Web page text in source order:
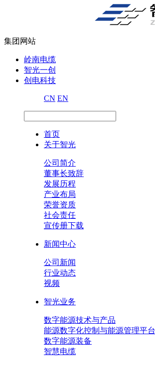
集团网站
岭南电缆
智光一创
创电科技
CN EN
首页
关于智光
公司简介
董事长致辞
发展历程
产业布局
荣誉资质
社会责任
宣传册下载
新闻中心
公司新闻
行业动态
视频
智光业务
数字能源技术与产品
能源数字化控制与能源管理平台
数字能源装备
智慧电缆